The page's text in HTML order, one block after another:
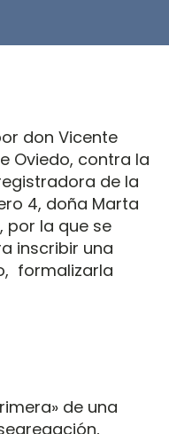
don Vicente
Oviedo, contra la
de la
4, doña Marta
por la que se
inscribir una
formalizarla
de una